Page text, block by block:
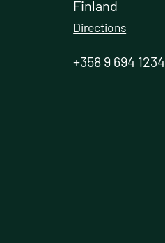
Finland
Directions
+358 9 694 1234